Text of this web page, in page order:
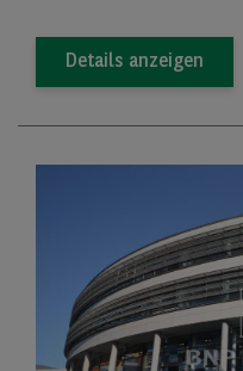
Details anzeigen